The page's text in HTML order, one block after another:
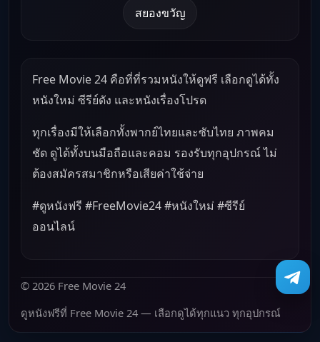
สยองขวัญ
Free Movie 24 คือที่ที่รวมหนังให้ดูฟรี เลือกดูได้ทั้ง
หนังใหม่ ซีรีย์ดัง และหนังเรื่องโปรด
ทุกเรื่องมีให้เลือกทั้งพากย์ไทยและซับไทย ภาพคม
ชัด ดูได้ทั้งบนมือถือและคอม รองรับทุกอุปกรณ์ ไม่
ต้องสมัครสมาชิกหรือเสียค่าใช้จ่าย
#ดูหนังฟรี #FreeMovie24 #หนังใหม่ #ซีรีย์
ออนไลน์
© 2026 Free Movie 24
ดูหนังฟรีที่ Free Movie 24 — เลือกดูได้ทุกแนว ทุกอุปกรณ์